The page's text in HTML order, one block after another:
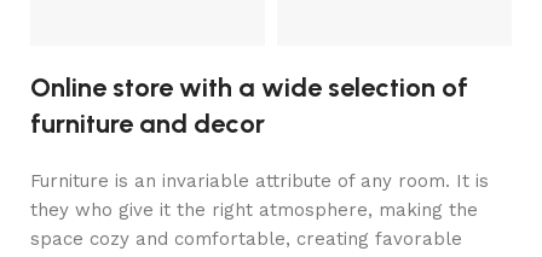
Online store with a wide selection of
furniture and decor
Furniture is an invariable attribute of any room. It is
they who give it the right atmosphere, making the
space cozy and comfortable, creating favorable